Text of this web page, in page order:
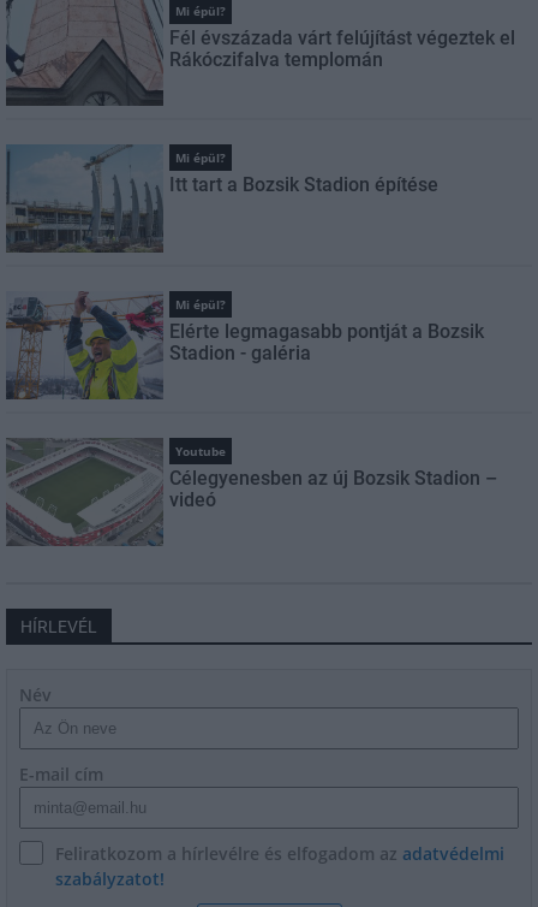
Mi épül?
Fél évszázada várt felújítást végeztek el
Rákóczifalva templomán
Mi épül?
Itt tart a Bozsik Stadion építése
Mi épül?
Elérte legmagasabb pontját a Bozsik
Stadion - galéria
Youtube
Célegyenesben az új Bozsik Stadion –
videó
HÍRLEVÉL
Név
E-mail cím
Feliratkozom a hírlevélre és elfogadom az adatvédelmi
szabályzatot!